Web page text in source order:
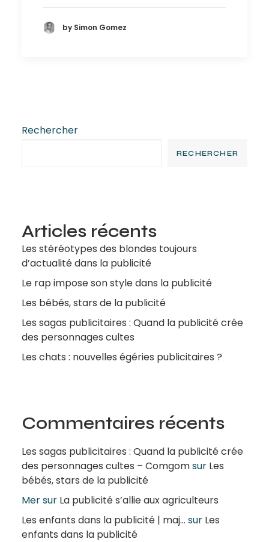
by Simon Gomez
Rechercher
RECHERCHER
Articles récents
Les stéréotypes des blondes toujours
d’actualité dans la publicité
Le rap impose son style dans la publicité
Les bébés, stars de la publicité
Les sagas publicitaires : Quand la publicité crée
des personnages cultes
Les chats : nouvelles égéries publicitaires ?
Commentaires récents
Les sagas publicitaires : Quand la publicité crée
des personnages cultes – Comgomsur Les
bébés, stars de la publicité
Mersur La publicité s’allie aux agriculteurs
Les enfants dans la publicité | maj... sur Les
enfants dans la publicité